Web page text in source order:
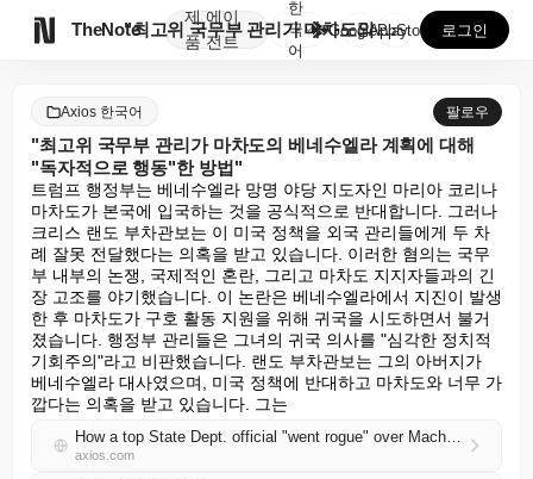
TheNote
제
품
에이
전트
"최고위 국무부 관리가 마차도의 베네수엘라 계획에 대해...
한
국
어
GooglePlay
AppStore 로그인
Axios 한국어 팔로우
"최고위 국무부 관리가 마차도의 베네수엘라 계획에 대해
"독자적으로 행동"한 방법"
트럼프 행정부는 베네수엘라 망명 야당 지도자인 마리아 코리나
마차도가 본국에 입국하는 것을 공식적으로 반대합니다. 그러나
크리스 랜도 부차관보는 이 미국 정책을 외국 관리들에게 두 차
례 잘못 전달했다는 의혹을 받고 있습니다. 이러한 혐의는 국무
부 내부의 논쟁, 국제적인 혼란, 그리고 마차도 지지자들과의 긴
장 고조를 야기했습니다. 이 논란은 베네수엘라에서 지진이 발생
한 후 마차도가 구호 활동 지원을 위해 귀국을 시도하면서 불거
졌습니다. 행정부 관리들은 그녀의 귀국 의사를 "심각한 정치적
기회주의"라고 비판했습니다. 랜도 부차관보는 그의 아버지가
베네수엘라 대사였으며, 미국 정책에 반대하고 마차도와 너무 가
깝다는 의혹을 받고 있습니다. 그는
How a top State Dept. official "went rogue" over Machado's Venezuela plans
axios.com